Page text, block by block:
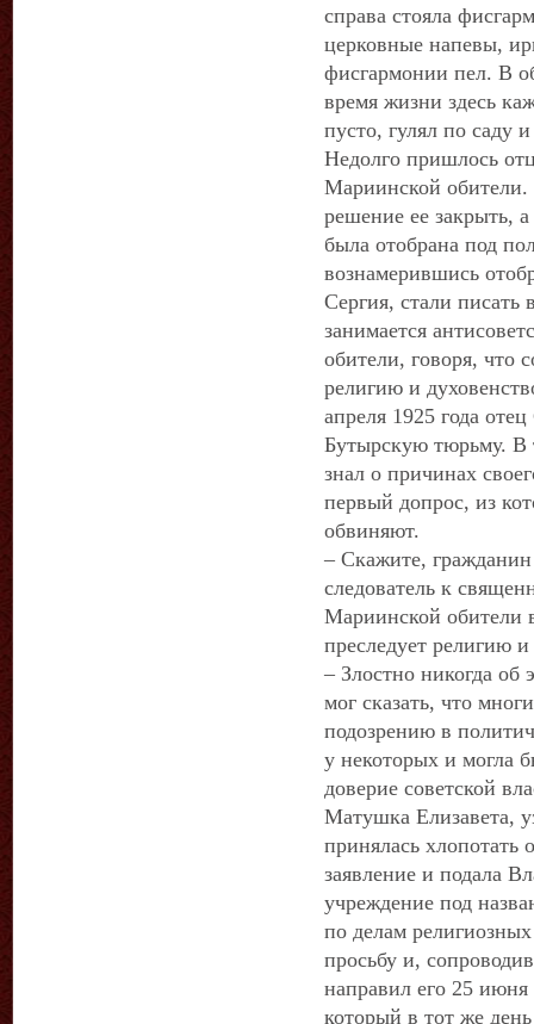
справа стояла
церковные напевы,
фисгармонии пел. В
время жизни здесь
пусто, гулял по саду
Недолго пришлось
Мариинской обители.
решение ее закрыть,
была отобрана под
вознамерившись
Сергия, стали
занимается
обители, говоря, что
религию и
апреля 1925 года
Бутырскую тюрьму. В
знал о причинах
первый допрос, из
обвиняют.
– Скажите,
следователь к
Мариинской обители
преследует религию
– Злостно никогда об
мог сказать, что
подозрению в
у некоторых и могла
доверие советской
Матушка Елизавета,
принялась хлопотать
заявление и подала
учреждение под
по делам
просьбу и,
направил его 25
который в тот же